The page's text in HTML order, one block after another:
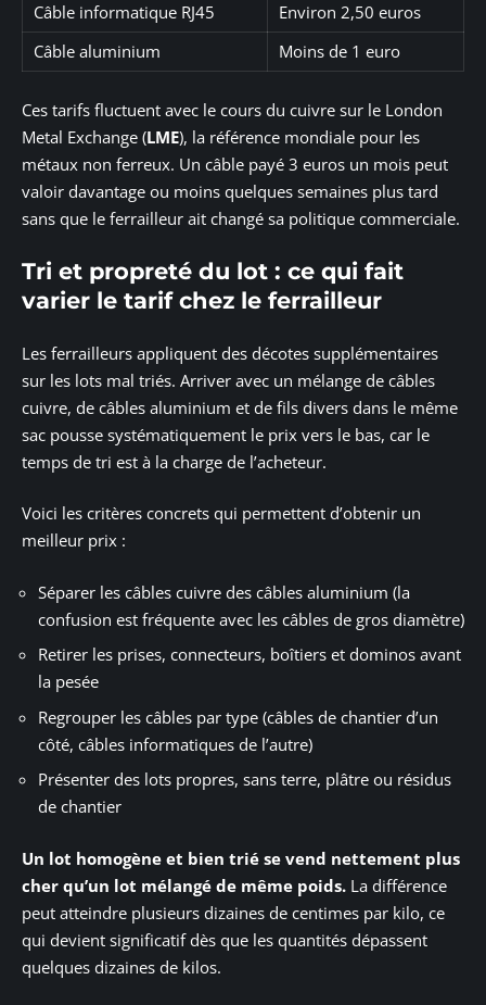
Câble informatique RJ45
Environ 2,50 euros
Câble aluminium
Moins de 1 euro
Ces tarifs fluctuent avec le cours du cuivre sur le London
Metal Exchange (LME), la référence mondiale pour les
métaux non ferreux. Un câble payé 3 euros un mois peut
valoir davantage ou moins quelques semaines plus tard
sans que le ferrailleur ait changé sa politique commerciale.
Tri et propreté du lot : ce qui fait
varier le tarif chez le ferrailleur
Les ferrailleurs appliquent des décotes supplémentaires
sur les lots mal triés. Arriver avec un mélange de câbles
cuivre, de câbles aluminium et de fils divers dans le même
sac pousse systématiquement le prix vers le bas, car le
temps de tri est à la charge de l’acheteur.
Voici les critères concrets qui permettent d’obtenir un
meilleur prix :
Séparer les câbles cuivre des câbles aluminium (la
confusion est fréquente avec les câbles de gros diamètre)
Retirer les prises, connecteurs, boîtiers et dominos avant
la pesée
Regrouper les câbles par type (câbles de chantier d’un
côté, câbles informatiques de l’autre)
Présenter des lots propres, sans terre, plâtre ou résidus
de chantier
Un lot homogène et bien trié se vend nettement plus
cher qu’un lot mélangé de même poids. La différence
peut atteindre plusieurs dizaines de centimes par kilo, ce
qui devient significatif dès que les quantités dépassent
quelques dizaines de kilos.